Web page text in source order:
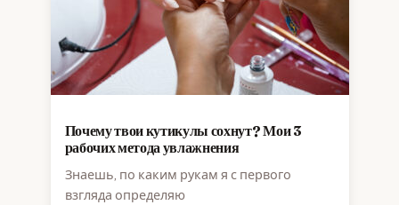
Почему твои кутикулы сохнут? Мои 3
рабочих метода увлажнения
Знаешь, по каким рукам я с первого
взгляда определяю